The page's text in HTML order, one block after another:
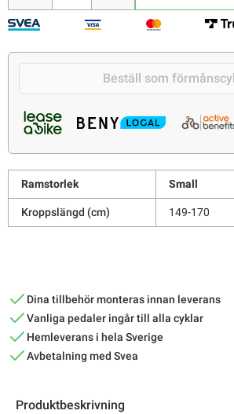
Beställ som
Ramstorlek Small
Kroppslängd (cm) 149-170
Dina tillbehör monteras innan leverans
Vanliga pedaler ingår till alla cyklar
Hemleverans i hela Sverige
Avbetalning med Svea
Produktbeskrivning